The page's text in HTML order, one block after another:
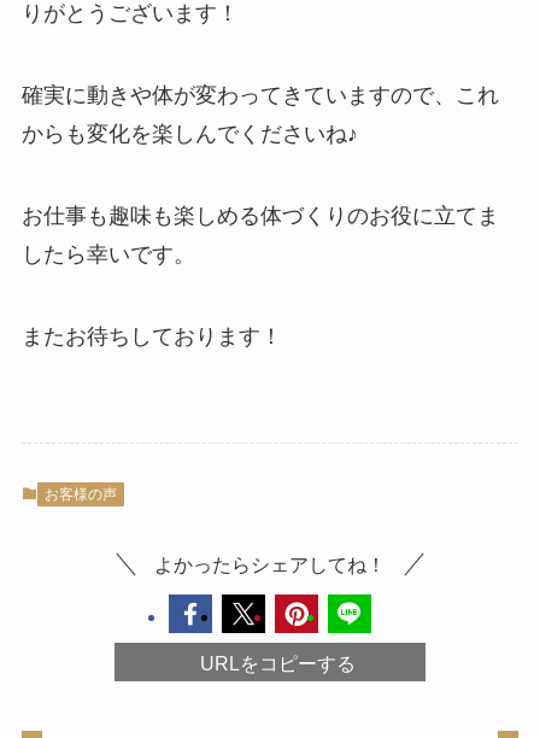
りがとうございます！
確実に動きや体が変わってきていますので、これ
からも変化を楽しんでくださいね♪
お仕事も趣味も楽しめる体づくりのお役に立てま
したら幸いです。
またお待ちしております！
お客様の声
よかったらシェアしてね！
URLをコピーする